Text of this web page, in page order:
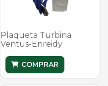
Plaqueta Turbina
Ventus-Enreidy
COMPRAR